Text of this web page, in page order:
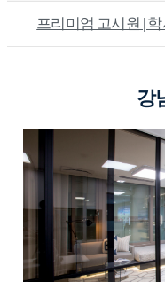
프리미엄 고시원 |
강